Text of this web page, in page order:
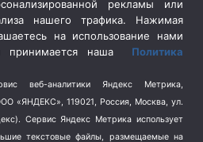
(404)
рекламы или
нашего трафика. Нажимая
на использование нами
принимается наша Политика
веб-аналитики Яндекс Метрика,
«ЯНДЕКС», 119021, Россия, Москва, ул.
Сервис Яндекс Метрика использует
текстовые файлы, размещаемые на